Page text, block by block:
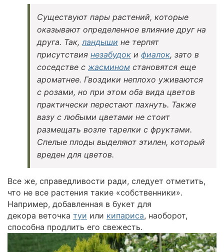
Существуют пары растений, которые
оказывают определенное влияние друг на
друга. Так,ландыши не терпят
присутствия незабудок и фиалок, зато в
соседстве с жасмином становятся еще
ароматнее. Гвоздики неплохо уживаются
с розами, но при этом оба вида цветов
практически перестают пахнуть. Также
вазу с любыми цветами не стоит
размещать возле тарелки с фруктами.
Спелые плоды выделяют этилен, который
вреден для цветов.
Все же, справедливости ради, следует отметить,
что не все растения такие «собственники».
Например, добавленная в букет для
декора веточка туи или кипариса, наоборот,
способна продлить его свежесть.